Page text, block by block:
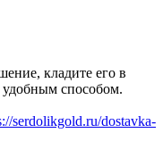
кладите его в
способом.
serdolikgold.ru/dostavka-